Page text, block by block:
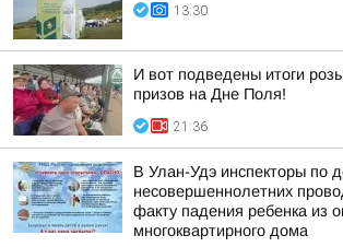
13:30
И вот подведены итоги
призов на Дне Поля!
21:36
В Улан-Удэ инспекторы по
несовершеннолетних
факту падения ребенка из
многоквартирного дома